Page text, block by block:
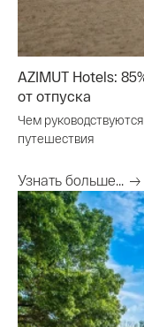
AZIMUT Hotels:
от отпуска
Чем
путешествия
Узнать больше...